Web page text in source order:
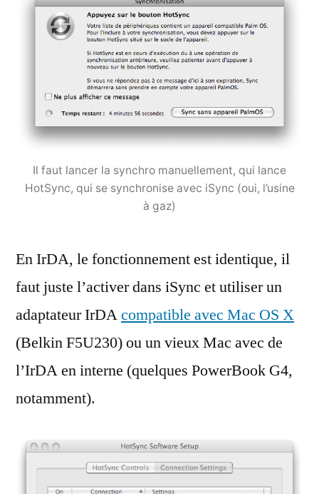
Il faut lancer la synchro manuellement, qui lance
HotSync, qui se synchronise avec iSync (oui, l’usine
à gaz)
En IrDA, le fonctionnement est identique, il
faut juste l’activer dans iSync et utiliser un
adaptateur IrDAcompatible avec Mac OS X
(Belkin F5U230) ou un vieux Mac avec de
l’IrDA en interne (quelques PowerBook G4,
notamment).